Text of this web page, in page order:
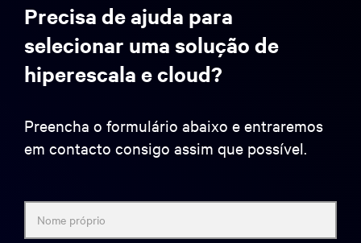
Precisa de ajuda para
selecionar uma solução de
hiperescala e cloud?
Preencha o formulário abaixo e entraremos
em contacto consigo assim que possível.
Nome próprio